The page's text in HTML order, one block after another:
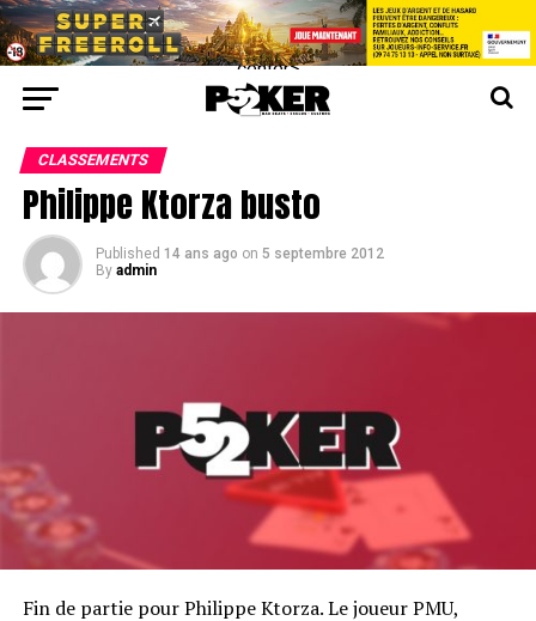
center>
CLASSEMENTS
Philippe Ktorza busto
Published 14 ans ago on 5 septembre 2012
By admin
Fin de partie pour Philippe Ktorza. Le joueur PMU,